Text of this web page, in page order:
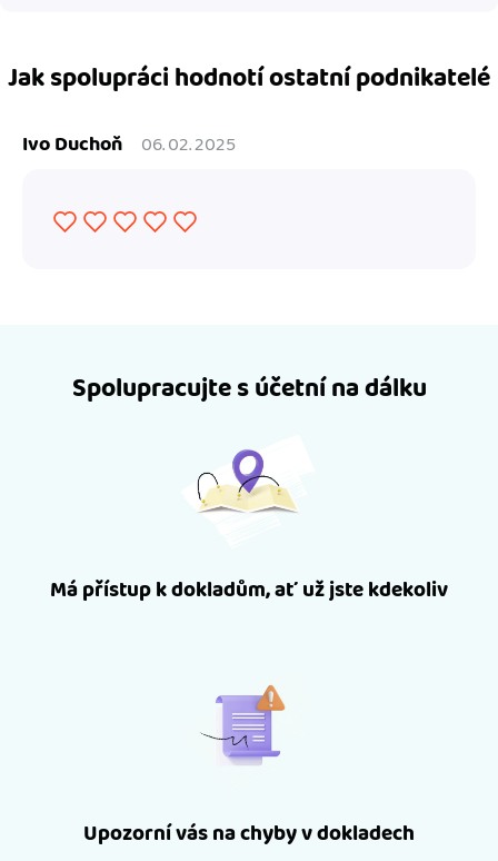
Jak spolupráci hodnotí ostatní podnikatelé
Ivo Duchoň 06. 02. 2025
Spolupracujte s účetní na dálku
Má přístup k dokladům, ať už jste kdekoliv
Upozorní vás na chyby v dokladech